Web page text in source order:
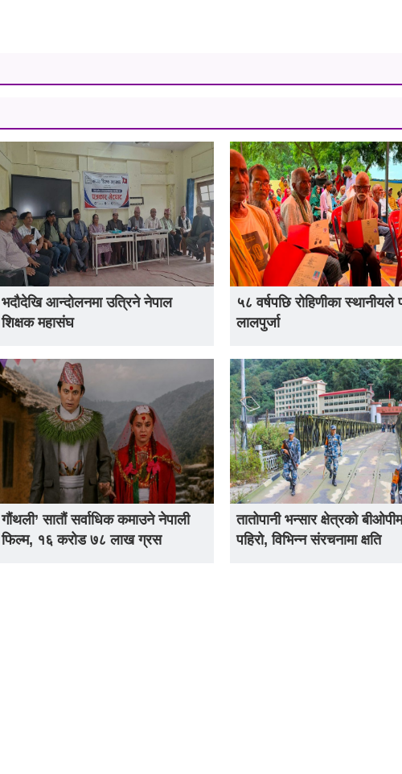
भदौदेखि आन्दोलनमा उत्रिने नेपाल
शिक्षक महासंघ
५८ वर्षपछि रोहिणीका स्थानीयले
लालपुर्जा
गौंथली’ सातौं सर्वाधिक कमाउने नेपाली
फिल्म, १६ करोड ७८ लाख ग्रस
तातोपानी भन्सार क्षेत्रको
पहिरो, विभिन्न संरचनामा क्षति